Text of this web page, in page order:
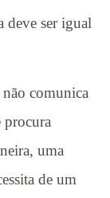
deve ser igual
comunica
procura
uma
de um